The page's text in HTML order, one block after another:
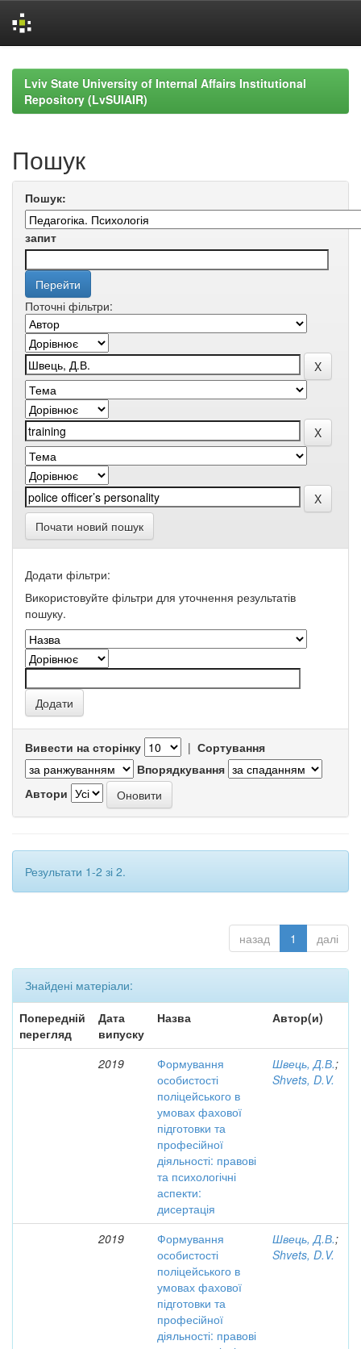
navigationLviv State University of Internal Affairs Institutional
Repository (LvSUIAIR)
Пошук
Пошук:
запит
Поточні фільтри:
Почати новий пошук
Додати фільтри:
Використовуйте фільтри для уточнення результатів
пошуку.
Вивести на сторінку | Сортування
Впорядкування
Автори
Результати 1-2 зі 2.
назад 1 далі
Знайдені матеріали:
Попередній
перегляд
Дата
випуску
Назва Автор(и)
2019
Формування
особистості
поліцейського в
умовах фахової
підготовки та
професійної
діяльності: правові
та психологічні
аспекти:
дисертація
Швець, Д.В.;
Shvets, D.V.
2019
Формування
особистості
поліцейського в
умовах фахової
підготовки та
професійної
діяльності: правові
Швець, Д.В.;
Shvets, D.V.